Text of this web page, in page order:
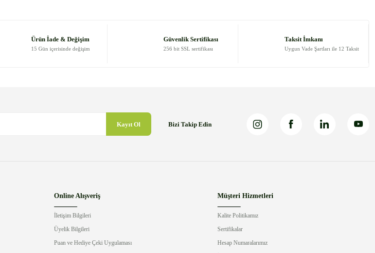
Ürün İade & Değişim
15 Gün içerisinde değişim
Güvenlik Sertifikası
256 bit SSL sertifikası
Taksit İmkanı
Uygun Vade Şartları ile 12 Taksit
Kayıt Ol Bizi Takip Edin
Online Alışveriş
İletişim Bilgileri
Üyelik Bilgileri
Puan ve Hediye Çeki Uygulaması
Müşteri Hizmetleri
Kalite Politikamız
Sertifikalar
Hesap Numaralarımız